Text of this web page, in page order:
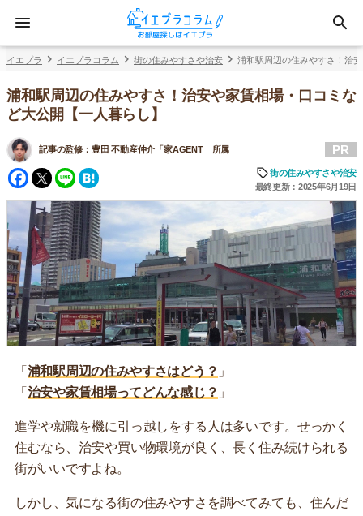
イエプラ イエプラコラム 街の住みやすさや治安 浦和駅周辺の住みやすさ！治
浦和駅周辺の住みやすさ！治安や家賃相場・口コミな
ど大公開【一人暮らし】
記事の監修： 豊田 不動産仲介「家AGENT」所属
Facebook
Twitter
Line
PR
街の住みやすさや治安
最終更新：2025年6月19日
「 浦和駅周辺の住みやすさはどう？ 」
「 治安や家賃相場ってどんな感じ？ 」
進学や就職を機に引っ越しをする人は多いです。せっかく
住むなら、治安や買い物環境が良く、長く住み続けられる
街がいいですよね。
しかし、気になる街の住みやすさを調べてみても、住んだ